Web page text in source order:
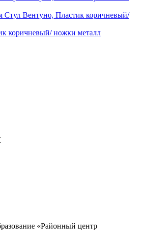
коричневый/ ножки металл